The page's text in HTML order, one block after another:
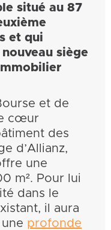
situé au 87
et qui
siège
et de
cœur
des
d’Allianz,
une
m². Pour lui
dans le
il aura
profonde